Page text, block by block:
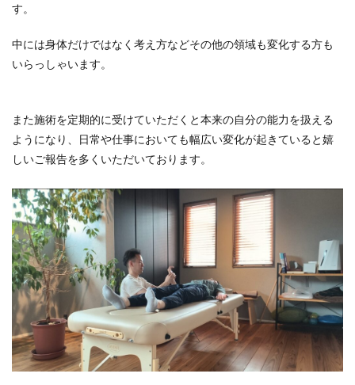
す。
中には身体だけではなく考え方などその他の領域も変化する方も
いらっしゃいます。
また施術を定期的に受けていただくと本来の自分の能力を扱える
ようになり、日常や仕事においても幅広い変化が起きていると嬉
しいご報告を多くいただいております。